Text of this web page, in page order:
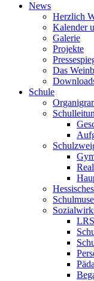
News
Herzlich
Kalender
Galerie
Projekte
Das
Schule
LRS